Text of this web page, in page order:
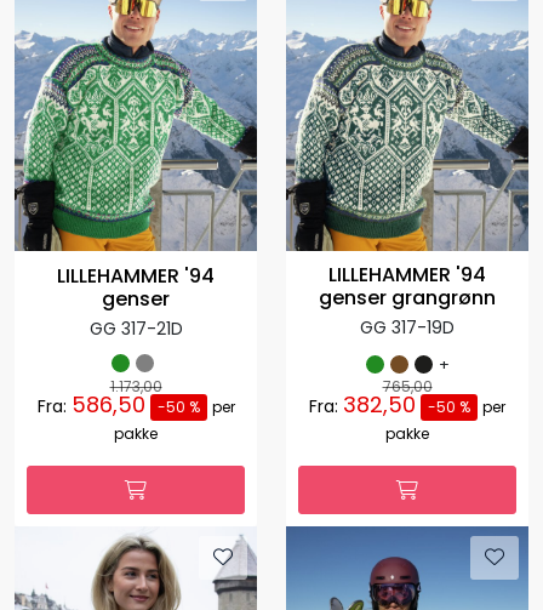
LILLEHAMMER '94
genser
GG 317-21D
1.173,00
Fra: 586,50 -50 %
per
pakke
LILLEHAMMER '94
genser grangrønn
GG 317-19D
+
765,00
Fra: 382,50 -50 % per
pakke